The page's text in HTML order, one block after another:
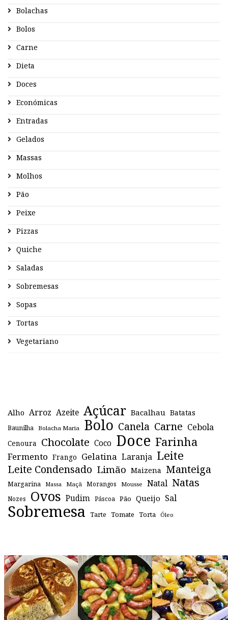
Bolachas
Bolos
Carne
Dieta
Doces
Económicas
Entradas
Gelados
Massas
Molhos
Pão
Peixe
Pizzas
Quiche
Saladas
Sobremesas
Sopas
Tortas
Vegetariano
Alho Arroz Azeite Açúcar Bacalhau Batatas
Baunilha Bolacha Maria Bolo Canela Carne Cebola
Cenoura Chocolate Coco Doce Farinha
Fermento Frango Gelatina Laranja Leite
Leite Condensado Limão Maizena Manteiga
Margarina Massa Maçã Morangos Mousse Natal Natas
Nozes Ovos Pudim Páscoa Pão Queijo Sal
Sobremesa Tarte Tomate Torta Óleo